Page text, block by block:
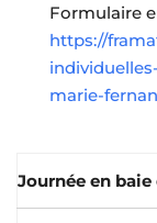
Formulaire
https://
marie-
Journée en baie